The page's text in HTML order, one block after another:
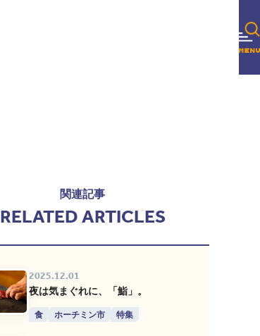
関連記事
RELATED ARTICLES
2025.12.01
夜は気まぐれに、「鮨」。
食 ホーチミン市 特集